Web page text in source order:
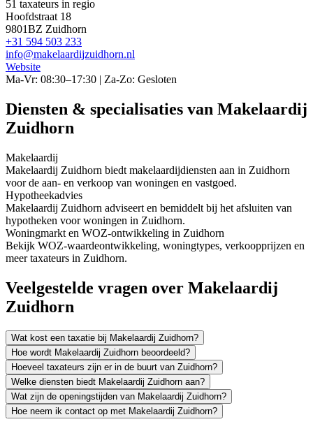
51 taxateurs in regio
Hoofdstraat 18
9801BZ Zuidhorn
+31 594 503 233
info@makelaardijzuidhorn.nl
Website
Ma-Vr: 08:30–17:30 | Za-Zo: Gesloten
Diensten & specialisaties van Makelaardij
Zuidhorn
Makelaardij
Makelaardij Zuidhorn biedt makelaardijdiensten aan in Zuidhorn
voor de aan- en verkoop van woningen en vastgoed.
Hypotheekadvies
Makelaardij Zuidhorn adviseert en bemiddelt bij het afsluiten van
hypotheken voor woningen in Zuidhorn.
Woningmarkt en WOZ-ontwikkeling in Zuidhorn
Bekijk WOZ-waardeontwikkeling, woningtypes, verkoopprijzen en
meer taxateurs in Zuidhorn.
Veelgestelde vragen over Makelaardij
Zuidhorn
Wat kost een taxatie bij Makelaardij Zuidhorn?
Hoe wordt Makelaardij Zuidhorn beoordeeld?
Hoeveel taxateurs zijn er in de buurt van Zuidhorn?
Welke diensten biedt Makelaardij Zuidhorn aan?
Wat zijn de openingstijden van Makelaardij Zuidhorn?
Hoe neem ik contact op met Makelaardij Zuidhorn?